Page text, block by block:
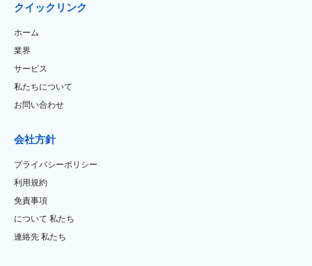
クイックリンク
ホーム
業界
サービス
私たちについて
お問い合わせ
会社方針
プライバシーポリシー
利用規約
免責事項
について 私たち
連絡先 私たち